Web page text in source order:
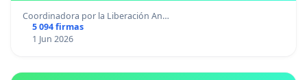
Coordinadora por la Liberación An…
5 094 firmas
1 Jun 2026